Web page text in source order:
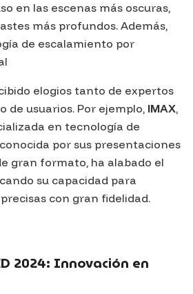
en las escenas más oscuras,
más profundos. Además,
de escalamiento por
elogios tanto de expertos
de usuarios. Por ejemplo, IMAX,
en tecnología de
por sus presentaciones
gran formato, ha alabado el
su capacidad para
con gran fidelidad.
2024: Innovación en